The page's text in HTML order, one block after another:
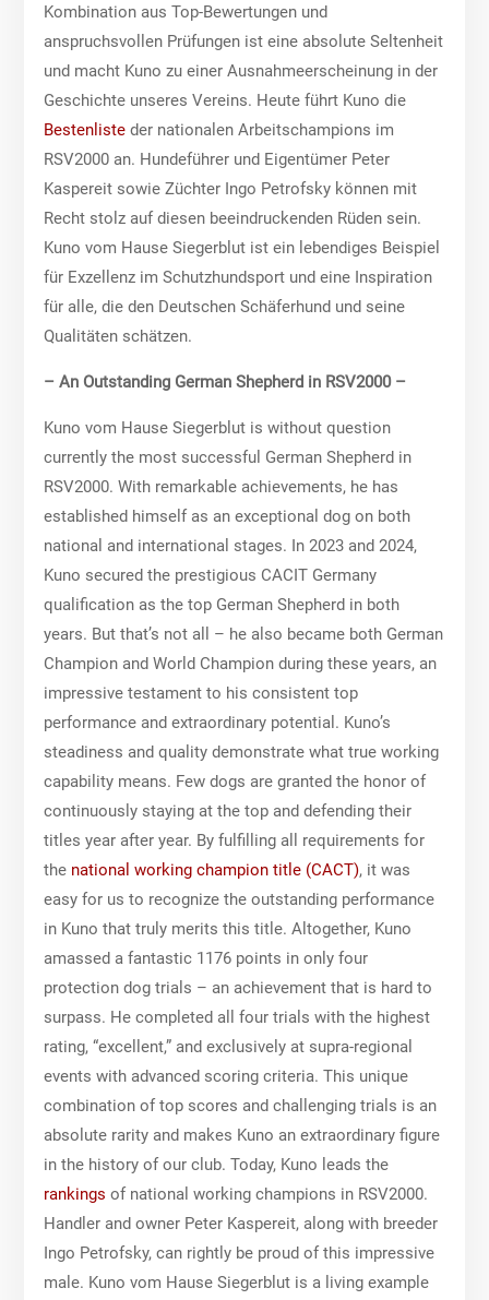
Kombination aus Top-Bewertungen und
anspruchsvollen Prüfungen ist eine absolute Seltenheit
und macht Kuno zu einer Ausnahmeerscheinung in der
Geschichte unseres Vereins. Heute führt Kuno die
Bestenliste der nationalen Arbeitschampions im
RSV2000 an. Hundeführer und Eigentümer Peter
Kaspereit sowie Züchter Ingo Petrofsky können mit
Recht stolz auf diesen beeindruckenden Rüden sein.
Kuno vom Hause Siegerblut ist ein lebendiges Beispiel
für Exzellenz im Schutzhundsport und eine Inspiration
für alle, die den Deutschen Schäferhund und seine
Qualitäten schätzen.
– An Outstanding German Shepherd in RSV2000 –
Kuno vom Hause Siegerblut is without question
currently the most successful German Shepherd in
RSV2000. With remarkable achievements, he has
established himself as an exceptional dog on both
national and international stages. In 2023 and 2024,
Kuno secured the prestigious CACIT Germany
qualification as the top German Shepherd in both
years. But that’s not all – he also became both German
Champion and World Champion during these years, an
impressive testament to his consistent top
performance and extraordinary potential. Kuno’s
steadiness and quality demonstrate what true working
capability means. Few dogs are granted the honor of
continuously staying at the top and defending their
titles year after year. By fulfilling all requirements for
the national working champion title (CACT), it was
easy for us to recognize the outstanding performance
in Kuno that truly merits this title. Altogether, Kuno
amassed a fantastic 1176 points in only four
protection dog trials – an achievement that is hard to
surpass. He completed all four trials with the highest
rating, “excellent,” and exclusively at supra-regional
events with advanced scoring criteria. This unique
combination of top scores and challenging trials is an
absolute rarity and makes Kuno an extraordinary figure
in the history of our club. Today, Kuno leads the
rankings of national working champions in RSV2000.
Handler and owner Peter Kaspereit, along with breeder
Ingo Petrofsky, can rightly be proud of this impressive
male. Kuno vom Hause Siegerblut is a living example